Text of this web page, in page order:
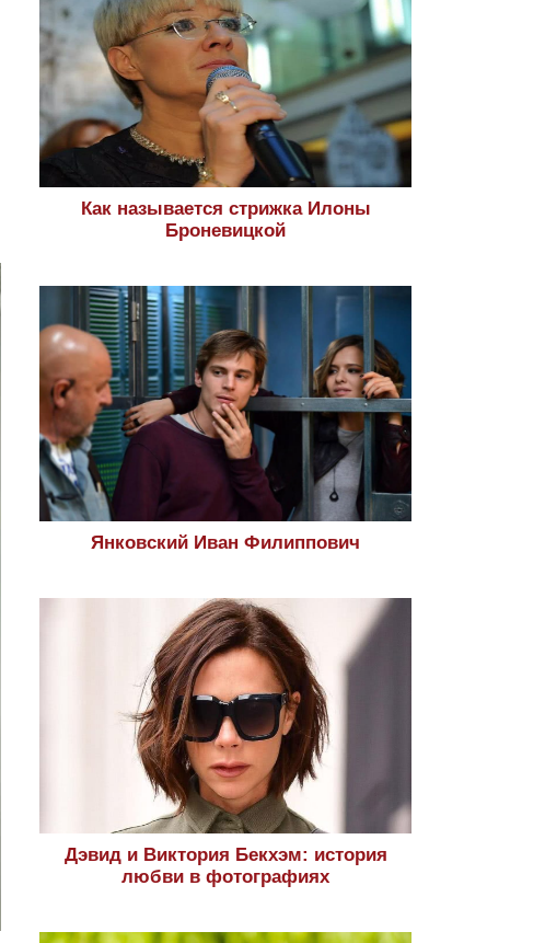
Как называется стрижка Илоны
Броневицкой
Янковский Иван Филиппович
Дэвид и Виктория Бекхэм: история
любви в фотографиях